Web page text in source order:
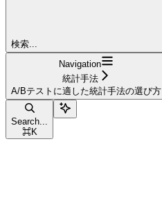
検索...
Navigation
統計手法
A/Bテストに適した統計手法の選び方
Search...
⌘K